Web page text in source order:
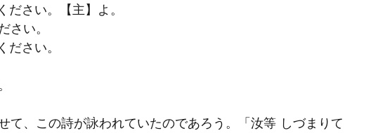
さい。【主】よ。
い。
さい。
て、この詩が詠われていたのであろう。「汝等 しづまりて